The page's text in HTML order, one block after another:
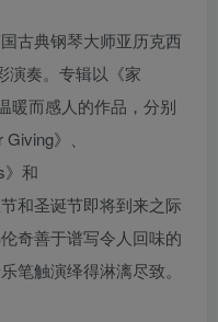
古典钢琴大师亚历克西
演奏。专辑以《家
暖而感人的作品，分别
》、
》和
和圣诞节即将到来之际
奇善于谱写令人回味的
笔触演绎得淋漓尽致。